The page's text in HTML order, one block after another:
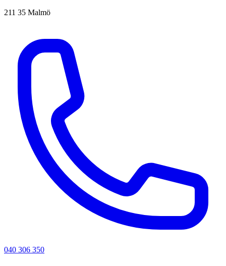
211 35 Malmö
040 306 350